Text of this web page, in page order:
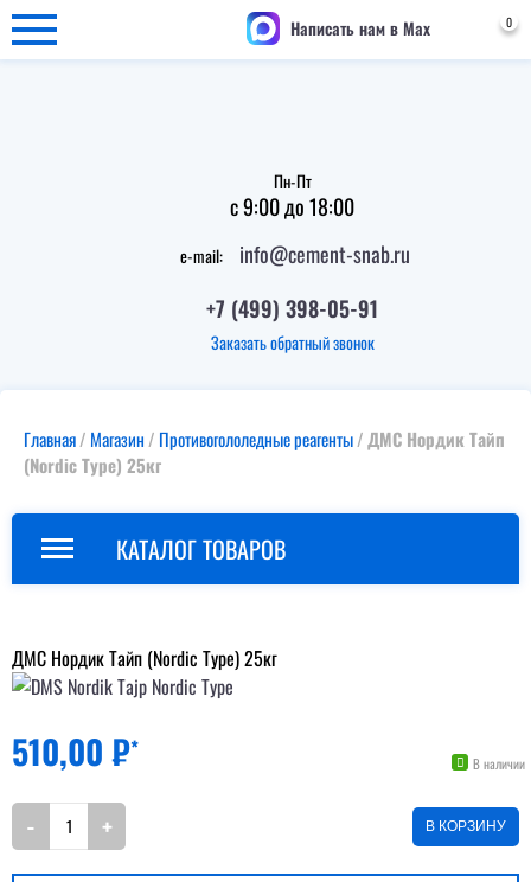
Написать нам в Max 0
Пн-Пт
с 9:00 до 18:00
e-mail:
info@cement-snab.ru
+7 (499) 398-05-91
Заказать обратный звонок
Главная/ Магазин / Противогололедные реагенты/ДМС Нордик Тайп
(Nordic Type) 25кг
КАТАЛОГ ТОВАРОВ
ДМС Нордик Тайп (Nordic Type) 25кг
510,00₽*
В наличии
В КОРЗИНУ